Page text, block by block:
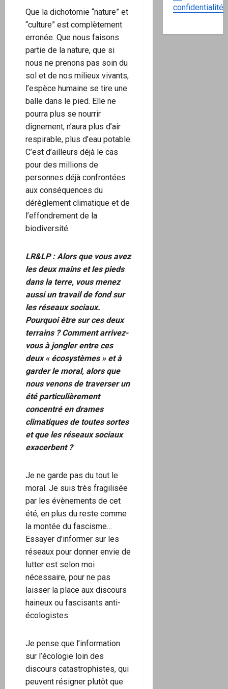
Que la dichotomie “nature” et
“culture” est complètement
erronée. Que nous faisons
partie de la nature, que si
nous ne prenons pas soin du
sol et de nos milieux vivants,
l’espèce humaine se tire une
balle dans le pied. Elle ne
pourra plus se nourrir
dignement, n’aura plus d’air
respirable, plus d’eau potable.
C’est d’ailleurs déjà le cas
pour des millions de
personnes déjà confrontées
aux conséquences du
dérèglement climatique et de
l’effondrement de la
biodiversité.
LR&LP : Alors que vous avez
les deux mains et les pieds
dans la terre, vous menez
aussi un travail de fond sur
les réseaux sociaux.
Pourquoi être sur ces deux
terrains ? Comment arrivez-
vous à jongler entre ces
deux « écosystèmes » et à
garder le moral, alors que
nous venons de traverser un
été particulièrement
concentré en drames
climatiques de toutes sortes
et que les réseaux sociaux
exacerbent ?
Je ne garde pas du tout le
moral. Je suis très fragilisée
par les évènements de cet
été, en plus du reste comme
la montée du fascisme…
Essayer d’informer sur les
réseaux pour donner envie de
lutter est selon moi
nécessaire, pour ne pas
laisser la place aux discours
haineux ou fascisants anti-
écologistes.
Je pense que l’information
sur l’écologie loin des
discours catastrophistes, qui
peuvent résigner plutôt que
confidentialité